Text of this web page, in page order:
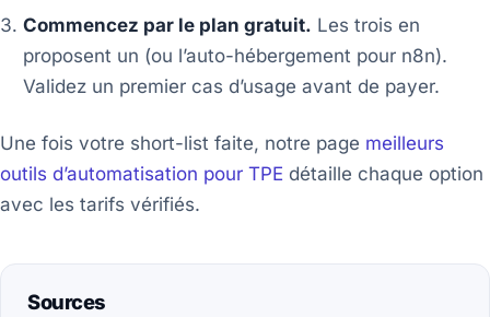
Commencez par le plan gratuit. Les trois en
proposent un (ou l’auto-hébergement pour n8n).
Validez un premier cas d’usage avant de payer.
Une fois votre short-list faite, notre page meilleurs
outils d’automatisation pour TPE détaille chaque option
avec les tarifs vérifiés.
Sources